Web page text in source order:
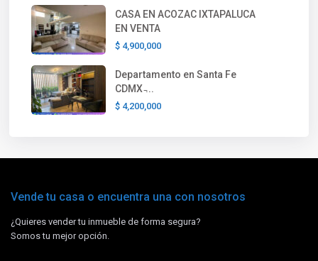
CASA EN ACOZAC IXTAPALUCA
EN VENTA
$ 4,900,000
Departamento en Santa Fe
CDMX ̵...
$ 4,200,000
Vende tu casa o encuentra una con nosotros
¿Quieres vender tu inmueble de forma segura?
Somos tu mejor opción.